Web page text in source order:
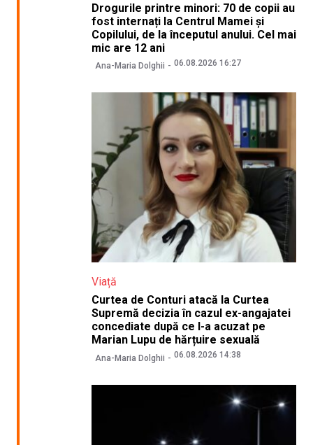
Drogurile printre minori: 70 de copii au
fost internați la Centrul Mamei și
Copilului, de la începutul anului. Cel mai
mic are 12 ani
Ana-Maria Dolghii 06.08.2026 16:27
Viață
Curtea de Conturi atacă la Curtea
Supremă decizia în cazul ex-angajatei
concediate după ce l-a acuzat pe
Marian Lupu de hărțuire sexuală
Ana-Maria Dolghii 06.08.2026 14:38